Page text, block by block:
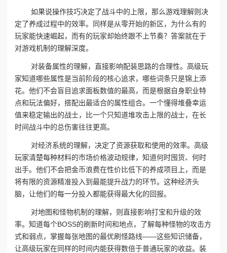
如果说操作技巧决定了战斗中的上限，那么游戏理解则决
定了养成过程中的效率。同样是从零开始的新区，为什么有的
玩家能快速崛起，而有的玩家却始终跟不上节奏？答案就在于
对游戏机制的理解深度。
对装备属性的理解，直接影响配装思路的合理性。高级玩
家知道哪些属性是当前阶段的核心追求，哪些词条只是锦上添
花。他们不会盲目追求面板数值的最高，而是根据自身职业特
点和玩法偏好，搭配出最适合的属性组合。一个懂得堆叠幸运
值来稳定输出的战士，比一个只知道堆攻击上限的战士，在长
时间战斗中的总伤害往往更高。
对经济系统的理解，决定了资源获取和使用的效率。高级
玩家清楚每种材料的市场价格波动规律，知道何时囤货、何时
出手。他们不会把金币浪费在性价比低下的养成项目上，而是
将有限的资源精准投入到最能提升战力的环节。这种经济头
脑，让他们的每一分投入都能获得最大化的回报。
对地图和怪物机制的理解，则直接影响打宝和升级的效
率。知道每个BOSS的刷新时间和地点，了解每种怪物的攻击方
式和弱点，掌握每张地图的最优刷怪路线——这些知识储备，
让高级玩家在同样的时间内能获得数倍于普通玩家的收益。装